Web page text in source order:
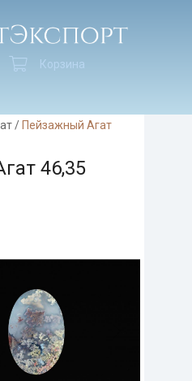
Корзина
/Пейзажный Агат
46,35